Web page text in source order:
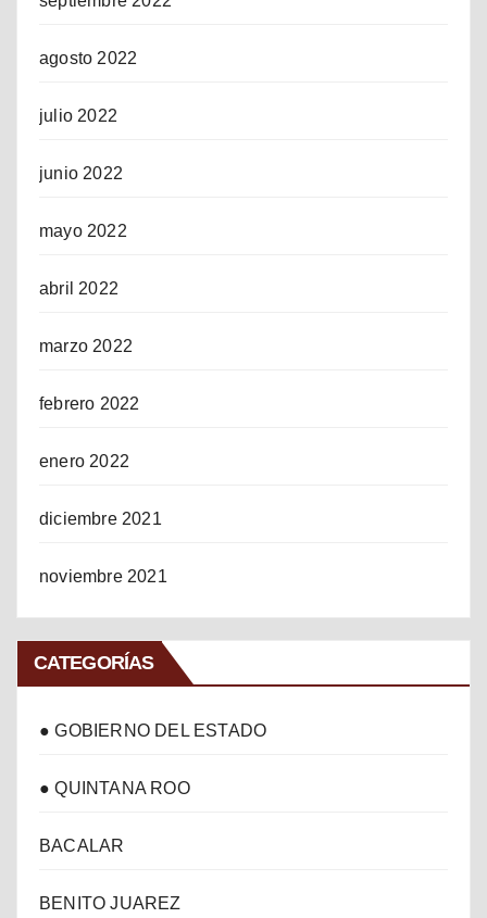
agosto 2022
julio 2022
junio 2022
mayo 2022
abril 2022
marzo 2022
febrero 2022
enero 2022
diciembre 2021
noviembre 2021
CATEGORÍAS
● GOBIERNO DEL ESTADO
● QUINTANA ROO
BACALAR
BENITO JUAREZ